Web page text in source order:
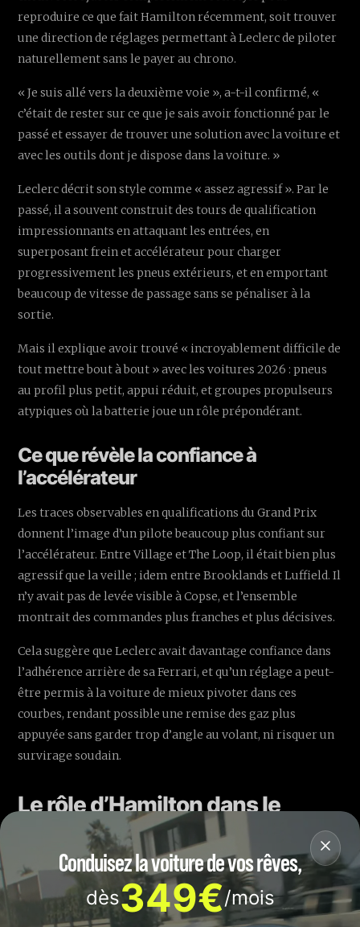
reproduire ce que fait Hamilton récemment, soit trouver
une direction de réglages permettant à Leclerc de piloter
naturellement sans le payer au chrono.
« Je suis allé vers la deuxième voie », a-t-il confirmé, «
c’était de rester sur ce que je sais avoir fonctionné par le
passé et essayer de trouver une solution avec la voiture et
avec les outils dont je dispose dans la voiture. »
Leclerc décrit son style comme « assez agressif ». Par le
passé, il a souvent construit des tours de qualification
impressionnants en attaquant les entrées, en
superposant frein et accélérateur pour charger
progressivement les pneus extérieurs, et en emportant
beaucoup de vitesse de passage sans se pénaliser à la
sortie.
Mais il explique avoir trouvé « incroyablement difficile de
tout mettre bout à bout » avec les voitures 2026 : pneus
au profil plus petit, appui réduit, et groupes propulseurs
atypiques où la batterie joue un rôle prépondérant.
Ce que révèle la confiance à
l’accélérateur
Les traces observables en qualifications du Grand Prix
donnent l’image d’un pilote beaucoup plus confiant sur
l’accélérateur. Entre Village et The Loop, il était bien plus
agressif que la veille ; idem entre Brooklands et Luffield. Il
n’y avait pas de levée visible à Copse, et l’ensemble
montrait des commandes plus franches et plus décisives.
Cela suggère que Leclerc avait davantage confiance dans
l’adhérence arrière de sa Ferrari, et qu’un réglage a peut-
être permis à la voiture de mieux pivoter dans ces
courbes, rendant possible une remise des gaz plus
appuyée sans garder trop d’angle au volant, ni risquer un
survirage soudain.
Le rôle d’Hamilton dans le
redressement
Leclerc a décrit son processus d’amélioration comme un
mélange « d’intuition et de ressenti », plutôt que comme
un élément “noir sur blanc” qui sauterait aux yeux dans
Conduisez la voiture de vos rêves,
dès349€/mois